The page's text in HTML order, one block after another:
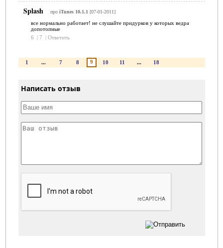
Splash про iTunes 10.1.1 [07-01-2011]
все нормально работает! не слушайте придурков у которых ведра
допотопные
6
| 7 | Ответить
1 ... 7 8 9 10 11 ... 18
Написать отзыв